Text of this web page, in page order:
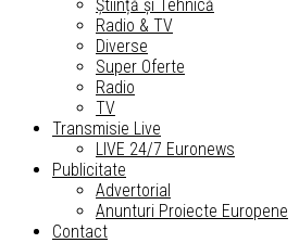
Știință și Tehnică
Radio & TV
Diverse
Super Oferte
Radio
TV
Transmisie Live
LIVE 24/7 Euronews
Publicitate
Advertorial
Anunturi Proiecte Europene
Contact